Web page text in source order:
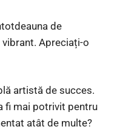
de
Apreciați-o
artistă de succes.
fi mai potrivit pentru
atât de multe?